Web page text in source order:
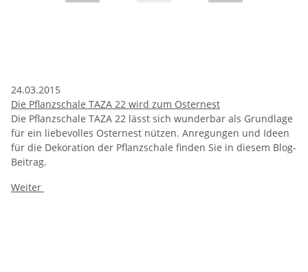
24.03.2015
Die Pflanzschale TAZA 22 wird zum Osternest
Die Pflanzschale TAZA 22 lässt sich wunderbar als Grundlage
für ein liebevolles Osternest nützen. Anregungen und Ideen
für die Dekoration der Pflanzschale finden Sie in diesem Blog-
Beitrag.
Weiter